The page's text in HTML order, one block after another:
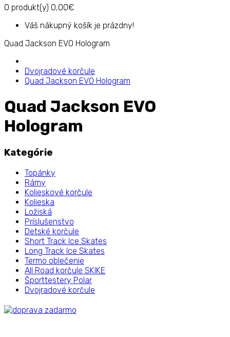
0 produkt(y) 0,00€
Váš nákupný košík je prázdny!
Quad Jackson EVO Hologram
Dvojradové korčule
Quad Jackson EVO Hologram
Quad Jackson EVO
Hologram
Kategórie
Topánky
Rámy
Kolieskové korčule
Kolieska
Ložiská
Príslušenstvo
Detské korčule
Short Track Ice Skates
Long Track Ice Skates
Termo oblečenie
All Road korčule SKIKE
Športtestery Polar
Dvojradové korčule